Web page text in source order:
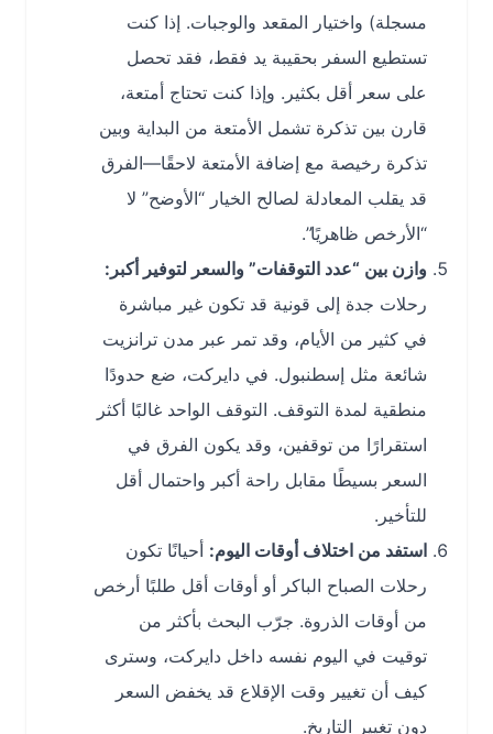
مسجلة) واختيار المقعد والوجبات. إذا كنت
تستطيع السفر بحقيبة يد فقط، فقد تحصل
على سعر أقل بكثير. وإذا كنت تحتاج أمتعة،
قارن بين تذكرة تشمل الأمتعة من البداية وبين
تذكرة رخيصة مع إضافة الأمتعة لاحقًا—الفرق
قد يقلب المعادلة لصالح الخيار “الأوضح” لا
“الأرخص ظاهريًا”.
وازن بين “عدد التوقفات” والسعر لتوفير أكبر:
رحلات جدة إلى قونية قد تكون غير مباشرة
في كثير من الأيام، وقد تمر عبر مدن ترانزيت
شائعة مثل إسطنبول. في دايركت، ضع حدودًا
منطقية لمدة التوقف. التوقف الواحد غالبًا أكثر
استقرارًا من توقفين، وقد يكون الفرق في
السعر بسيطًا مقابل راحة أكبر واحتمال أقل
للتأخير.
استفد من اختلاف أوقات اليوم: أحيانًا تكون
رحلات الصباح الباكر أو أوقات أقل طلبًا أرخص
من أوقات الذروة. جرّب البحث بأكثر من
توقيت في اليوم نفسه داخل دايركت، وسترى
كيف أن تغيير وقت الإقلاع قد يخفض السعر
دون تغيير التاريخ.